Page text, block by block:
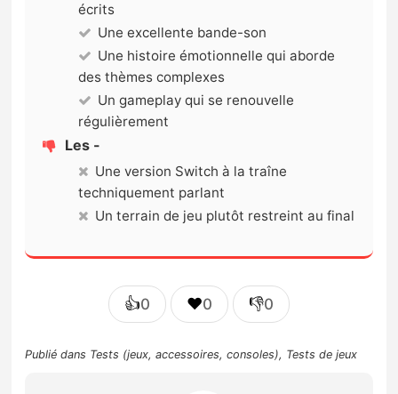
écrits
Une excellente bande-son
Une histoire émotionnelle qui aborde
des thèmes complexes
Un gameplay qui se renouvelle
régulièrement
Les -
Une version Switch à la traîne
techniquement parlant
Un terrain de jeu plutôt restreint au final
👍0 ❤️0 👎0
Publié dans Tests (jeux, accessoires, consoles), Tests de jeux